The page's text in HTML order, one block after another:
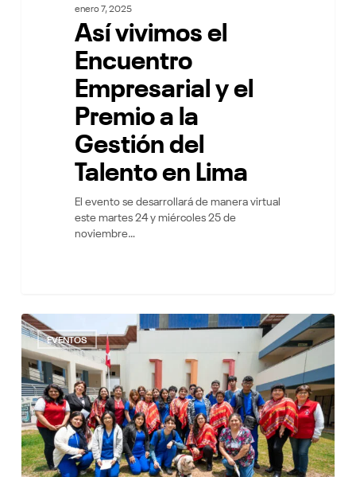
enero 7, 2025
Así vivimos el
Encuentro
Empresarial y el
Premio a la
Gestión del
Talento en Lima
El evento se desarrollará de manera virtual
este martes 24 y miércoles 25 de
noviembre…
Los
estudiantes
de
la
carrera
de
psicología
realizaron
la
visita
EVENTOS
8